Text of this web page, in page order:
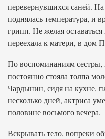
перевернувшихся саней.
поднялась температура, и
грипп. Не желая
переехала к матери, в дом
По воспоминаниям
постоянно стояла толпа
Чардынин, сидя на кухне,
несколько дней, актриса
половине восьмого вечера.
Вскрывать тело, вопреки